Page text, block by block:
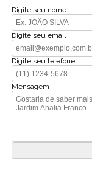
Digite seu nome
Digite seu email
Digite seu telefone
Mensagem